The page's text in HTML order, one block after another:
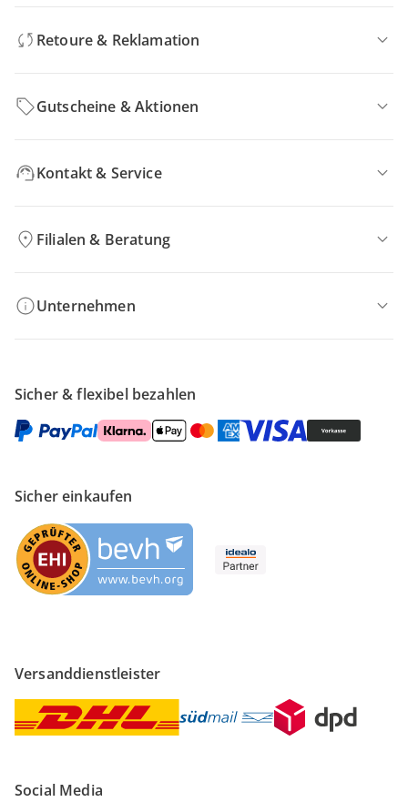
Retoure & Reklamation
Gutscheine & Aktionen
Kontakt & Service
Filialen & Beratung
Unternehmen
Sicher & flexibel bezahlen
Sicher einkaufen
Versanddienstleister
Social Media